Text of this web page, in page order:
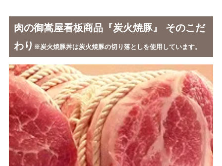
肉の御嵩屋看板商品『炭火焼豚』 そのこだ
わり ※炭火焼豚丼は炭火焼豚の切り落としを使用しています。